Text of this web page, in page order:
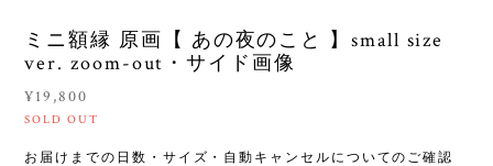
ミニ額縁 原画【 あの夜のこと 】small size
ver. zoom-out・サイド画像
¥19,800
SOLD OUT
お届けまでの日数・サイズ・自動キャンセルについてのご確認